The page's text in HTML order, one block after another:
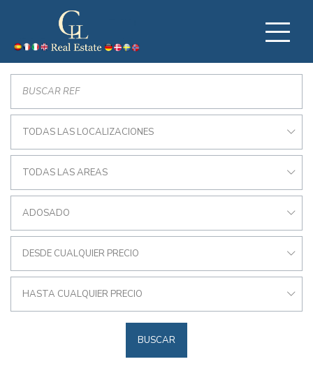
TODAS LAS LOCALIZACIONES
TODAS LAS AREAS
ADOSADO
DESDE CUALQUIER PRECIO
HASTA CUALQUIER PRECIO
BUSCAR